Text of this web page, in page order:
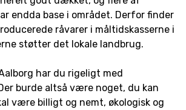
endda base i området. Derfor finder
råvarer i måltidskasserne i
støtter det lokale landbrug.
har du rigeligt med
burde altså være noget, du kan
være billigt og nemt, økologisk og